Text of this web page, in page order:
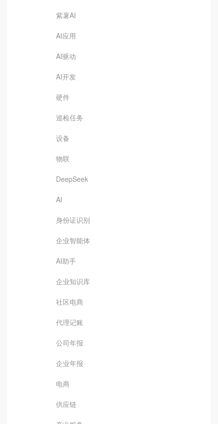
紫薯AI
AI应用
AI驱动
AI开发
硬件
巡检任务
设备
物联
DeepSeek
AI
身份证识别
企业智能体
AI助手
企业知识库
社区电商
代理记账
公司年报
企业年报
电商
供应链